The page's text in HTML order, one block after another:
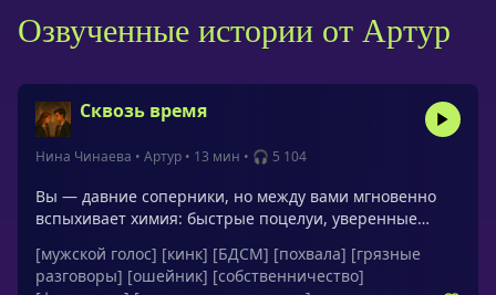
Озвученные истории от Артур
Сквозь время
Нина Чинаева • Артур • 13 мин • 🎧 5 104
Вы — давние соперники, но между вами мгновенно
вспыхивает химия: быстрые поцелуи, уверенные
которого становится легко дышать и думать. Он
предлагает игру с ролями и чёрным ошейником: ты
[мужской голос] [кинк] [БДСМ] [похвала] [грязные
разговоры] [ошейник] [собственничество]